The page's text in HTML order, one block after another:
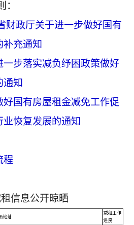
财政厅关于进一步做好国有
补充通知
步落实减负纾困政策做好
通知
国有房屋租金减免工作促
恢复发展的通知
程
信息公开晾晒